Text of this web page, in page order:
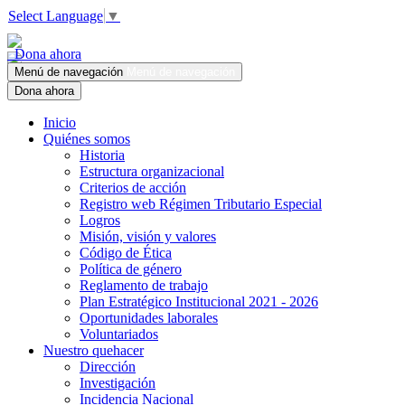
Select Language ▼
Dona ahora
Menú de navegación
Dona ahora
Inicio
Quiénes somos
Historia
Estructura organizacional
Criterios de acción
Registro web Régimen Tributario Especial
Logros
Misión, visión y valores
Código de Ética
Política de género
Reglamento de trabajo
Plan Estratégico Institucional 2021 - 2026
Oportunidades laborales
Voluntariados
Nuestro quehacer
Dirección
Investigación
Incidencia Nacional